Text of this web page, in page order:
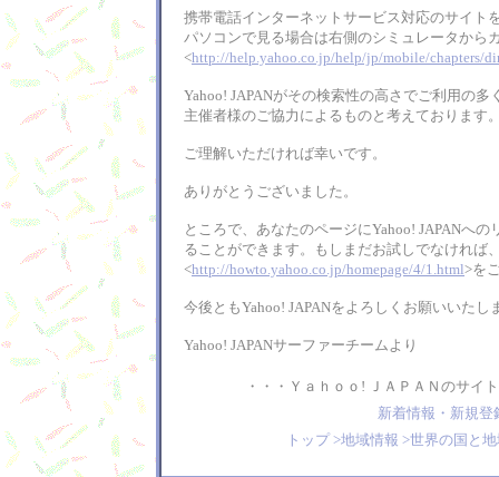
携帯電話インターネットサービス対応のサイト
パソコンで見る場合は右側のシミュレータから
<http://help.yahoo.co.jp/help/jp/mobile/chapters/
Yahoo! JAPANがその検索性の高さでご利用の
主催者様のご協力によるものと考えております
ご理解いただければ幸いです。
ありがとうございました。
ところで、あなたのページにYahoo! JAPANへ
ることができます。もしまだお試しでなければ
<http://howto.yahoo.co.jp/homepage/4/1.html>を
今後ともYahoo! JAPANをよろしくお願いいたし
Yahoo! JAPANサーファーチームより
・・・Ｙａｈｏｏ! ＪＡＰＡＮのサイ
新着情報・新規
トップ >地域情報 >世界の国と